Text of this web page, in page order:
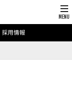
採用情報